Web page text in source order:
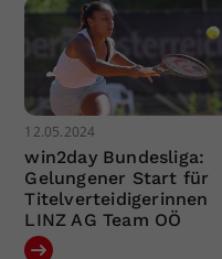
12.05.2024
win2day Bundesliga:
Gelungener Start für
Titelverteidigerinnen
LINZ AG Team OÖ